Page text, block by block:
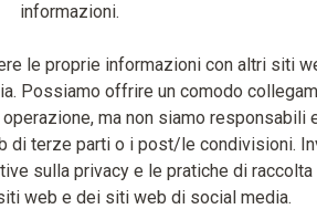
informazioni.
le proprie informazioni con altri siti
Possiamo offrire un comodo
ma non siamo responsabili
di terze parti o i post/le condivisioni.
sulla privacy e le pratiche di
web e dei siti web di social media.